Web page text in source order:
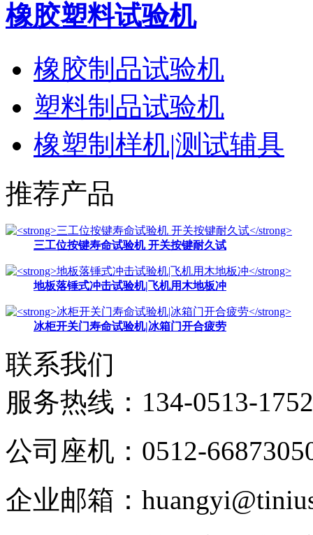
橡胶塑料试验机
橡胶制品试验机
塑料制品试验机
橡塑制样机|测试辅具
推荐产品
三工位按键寿命试验机 开关按键耐久试
地板落锤式冲击试验机|飞机用木地板冲
冰柜开关门寿命试验机|冰箱门开合疲劳
联系我们
服务热线： 134-0513-1752
公司座机：0512-
企业邮箱：